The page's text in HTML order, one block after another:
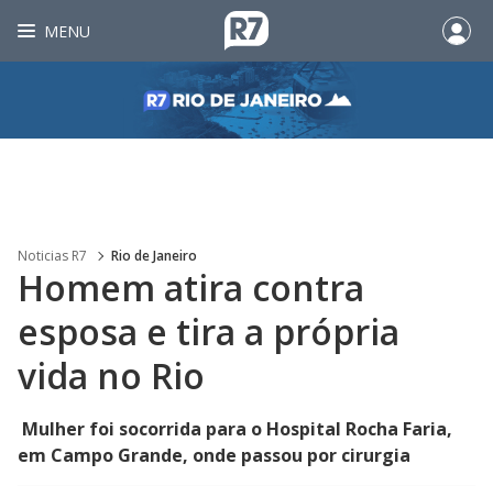
MENU
Noticias R7 Rio de Janeiro
Homem atira contra
esposa e tira a própria
vida no Rio
Mulher foi socorrida para o Hospital Rocha Faria,
em Campo Grande, onde passou por cirurgia